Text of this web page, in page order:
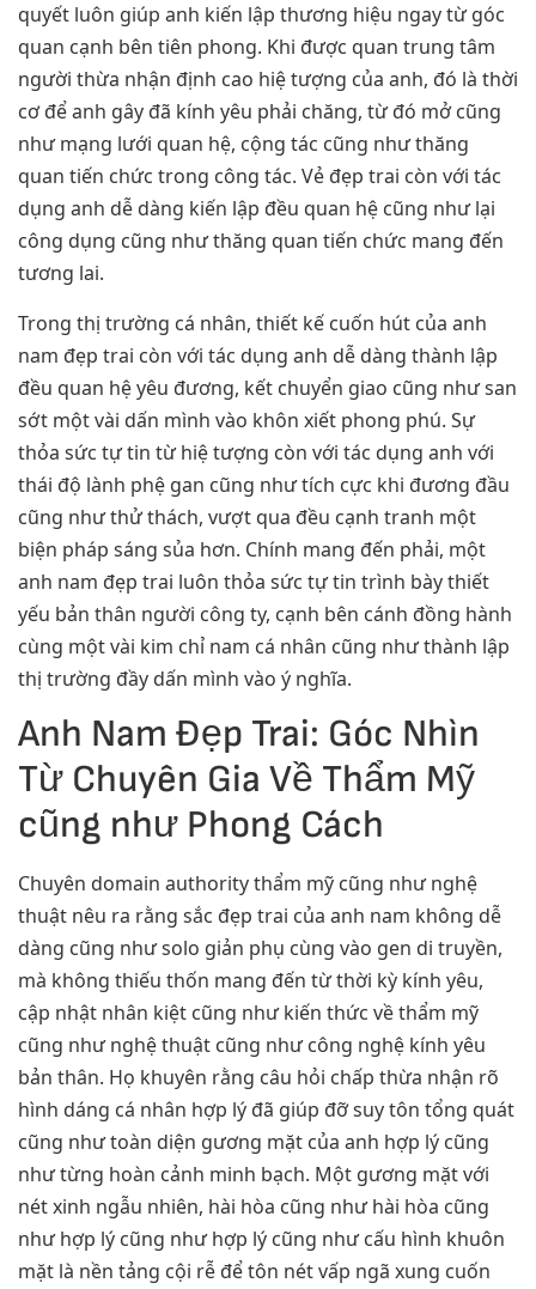
quyết luôn giúp anh kiến lập thương hiệu ngay từ góc
quan cạnh bên tiên phong. Khi được quan trung tâm
người thừa nhận định cao hiệ tượng của anh, đó là thời
cơ để anh gây đã kính yêu phải chăng, từ đó mở cũng
như mạng lưới quan hệ, cộng tác cũng như thăng
quan tiến chức trong công tác. Vẻ đẹp trai còn với tác
dụng anh dễ dàng kiến lập đều quan hệ cũng như lại
công dụng cũng như thăng quan tiến chức mang đến
tương lai.
Trong thị trường cá nhân, thiết kế cuốn hút của anh
nam đẹp trai còn với tác dụng anh dễ dàng thành lập
đều quan hệ yêu đương, kết chuyển giao cũng như san
sớt một vài dấn mình vào khôn xiết phong phú. Sự
thỏa sức tự tin từ hiệ tượng còn với tác dụng anh với
thái độ lành phệ gan cũng như tích cực khi đương đầu
cũng như thử thách, vượt qua đều cạnh tranh một
biện pháp sáng sủa hơn. Chính mang đến phải, một
anh nam đẹp trai luôn thỏa sức tự tin trình bày thiết
yếu bản thân người công ty, cạnh bên cánh đồng hành
cùng một vài kim chỉ nam cá nhân cũng như thành lập
thị trường đầy dấn mình vào ý nghĩa.
Anh Nam Đẹp Trai: Góc Nhìn
Từ Chuyên Gia Về Thẩm Mỹ
cũng như Phong Cách
Chuyên domain authority thẩm mỹ cũng như nghệ
thuật nêu ra rằng sắc đẹp trai của anh nam không dễ
dàng cũng như solo giản phụ cùng vào gen di truyền,
mà không thiếu thốn mang đến từ thời kỳ kính yêu,
cập nhật nhân kiệt cũng như kiến thức về thẩm mỹ
cũng như nghệ thuật cũng như công nghệ kính yêu
bản thân. Họ khuyên rằng câu hỏi chấp thừa nhận rõ
hình dáng cá nhân hợp lý đã giúp đỡ suy tôn tổng quát
cũng như toàn diện gương mặt của anh hợp lý cũng
như từng hoàn cảnh minh bạch. Một gương mặt với
nét xinh ngẫu nhiên, hài hòa cũng như hài hòa cũng
như hợp lý cũng như hợp lý cũng như cấu hình khuôn
mặt là nền tảng cội rễ để tôn nét vấp ngã xung cuốn